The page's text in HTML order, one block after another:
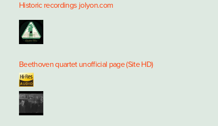
Historic recordings jolyon.com
Beethoven quartet unofficial page (Site HD)